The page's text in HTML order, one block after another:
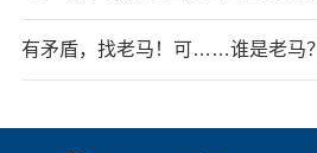
有矛盾，找老马！可……谁是老马？